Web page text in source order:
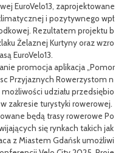
EuroVelo13, zaprojektowane
i pozytywnego wpł
Rezultatem projektu b
Żelaznej Kurtyny oraz wzro
EuroVelo13.
promocja aplikacja „Pomor
Przyjaznych Rowerzystom n
udziału przedsiębio
zakresie turystyki rowerowej.
będą trasy rowerowe Po
się rynkach takich jak
z Miastem Gdańsk umożliwi